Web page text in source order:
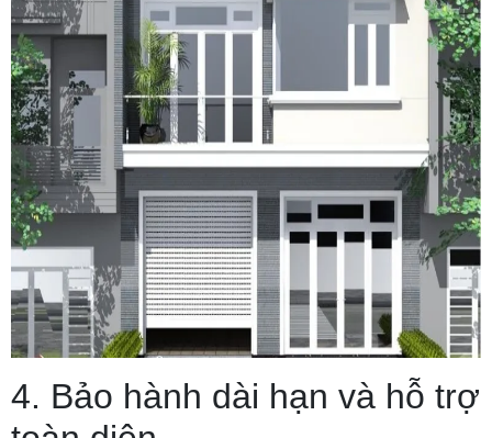
4. Bảo hành dài hạn và hỗ trợ